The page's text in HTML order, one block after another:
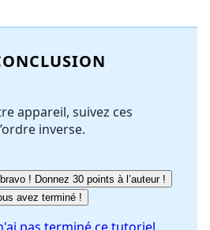
Annuler Publier un commentaire
appareil, suivez ces
inverse.
! Donnez 30 points à l’auteur !
avez terminé !